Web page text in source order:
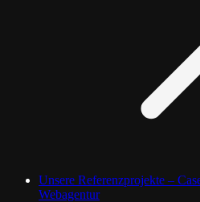
Unsere Referenzprojekte –
Webagentur